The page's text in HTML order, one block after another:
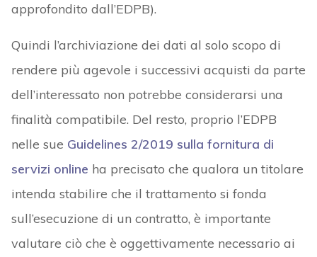
approfondito dall’EDPB).
Quindi l’archiviazione dei dati al solo scopo di
rendere più agevole i successivi acquisti da parte
dell’interessato non potrebbe considerarsi una
finalità compatibile. Del resto, proprio l’EDPB
nelle sue Guidelines 2/2019 sulla fornitura di
servizi online ha precisato che qualora un titolare
intenda stabilire che il trattamento si fonda
sull’esecuzione di un contratto, è importante
valutare ciò che è oggettivamente necessario ai